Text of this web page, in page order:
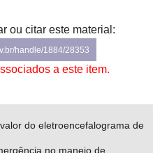
ou citar este material:
handle/1884/28353
a este item.
do eletroencefalograma de
no manejo de